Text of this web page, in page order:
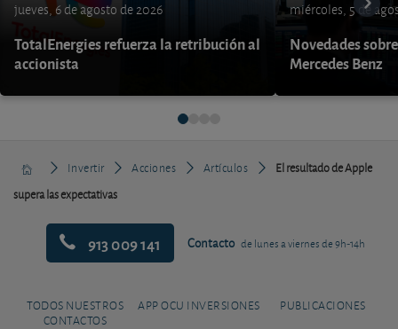
jueves, 6 de agosto de 2026
TotalEnergies refuerza la retribución al
accionista
miércoles, 5 de
Novedades
Mercedes Benz
Invertir Acciones Artículos
El resultado de Apple
supera las expectativas
913 009 141 Contacto de lunes a viernes de 9h-14h
TODOS NUESTROS
CONTACTOS
APP OCU INVERSIONES PUBLICACIONES